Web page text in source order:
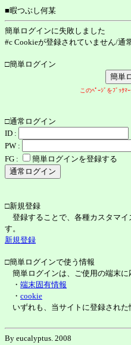
■暇つぶし何某
簡単ログインに失敗しました
#c Cookieが登録されていません/通
□簡単ログイン
このﾍﾟｰｼﾞをﾌﾞｯｸ
□通常ログイン
ID :
PW :
FG :
簡単ログインを登録する
□新規登録
登録することで、各種カスタマイ
す。
新規登録
□簡単ログインで使う情報
簡単ログインは、ご使用の端末に
・ 端末固有情報
・ cookie
いずれも、当サイトに登録された
By eucalyptus. 2008